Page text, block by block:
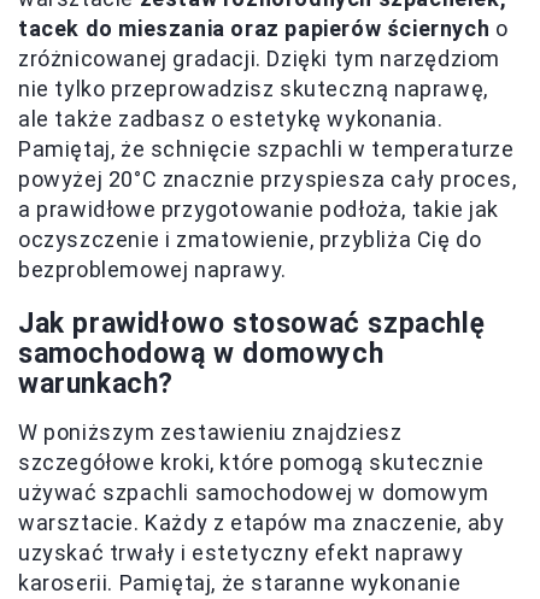
tacek do mieszania oraz papierów ściernych o
zróżnicowanej gradacji. Dzięki tym narzędziom
nie tylko przeprowadzisz skuteczną naprawę,
ale także zadbasz o estetykę wykonania.
Pamiętaj, że schnięcie szpachli w temperaturze
powyżej 20°C znacznie przyspiesza cały proces,
a prawidłowe przygotowanie podłoża, takie jak
oczyszczenie i zmatowienie, przybliża Cię do
bezproblemowej naprawy.
Jak prawidłowo stosować szpachlę
samochodową w domowych
warunkach?
W poniższym zestawieniu znajdziesz
szczegółowe kroki, które pomogą skutecznie
używać szpachli samochodowej w domowym
warsztacie. Każdy z etapów ma znaczenie, aby
uzyskać trwały i estetyczny efekt naprawy
karoserii. Pamiętaj, że staranne wykonanie